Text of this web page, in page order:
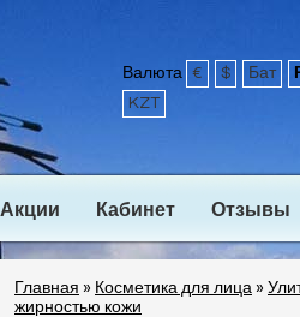
Валюта € $ Бат
KZT
Акции Кабинет Отзывы
Главная » Косметика для лица »
жирностью кожи